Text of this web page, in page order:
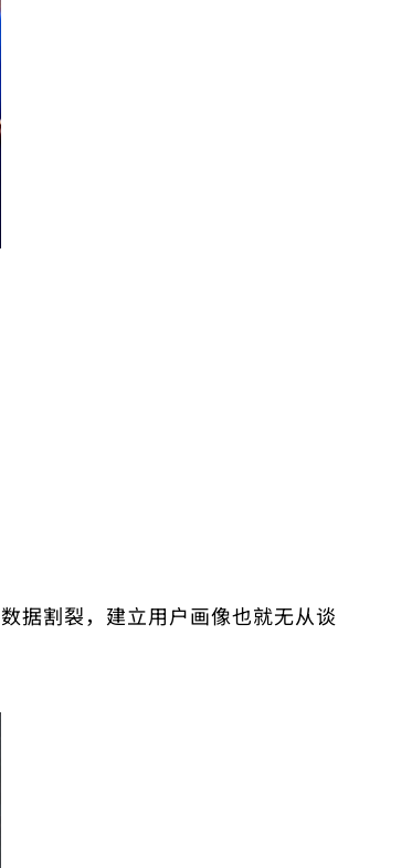
据割裂，建立用户画像也就无从谈